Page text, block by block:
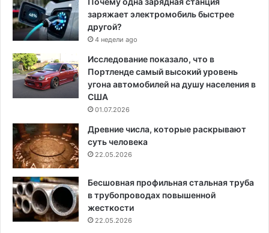
заряжает электромобиль быстрее
другой?
4 недели ago
Исследование показало, что в
Портленде самый высокий уровень
угона автомобилей на душу населения в
США
01.07.2026
Древние числа, которые раскрывают
суть человека
22.05.2026
Бесшовная профильная стальная труба
в трубопроводах повышенной
жесткости
22.05.2026